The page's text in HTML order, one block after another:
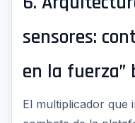
sensores:
en la fuerza”
El multiplicador que